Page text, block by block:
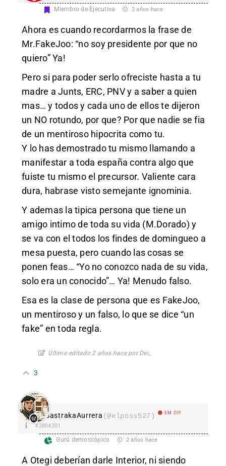
Miembro de Ejecutiva 2 años hace
Ahora es cuando recordarmos la frase de
Mr.FakeJoo: “no soy presidente por que no
quiero” Ya!
Pero si para poder serlo ofreciste hasta a tu
madre a Junts, ERC, PNV y a saber a quien
mas… y todos y cada uno de ellos te dijeron
un NO rotundo, por que? Por que nadie se fia
de un mentiroso hipocrita como tu.
Y lo has demostrado tu mismo llamando a
manifestar a toda españa contra algo que
fuiste tu mismo el precursor. Valiente cara
dura, habrase visto semejante ignominia.
Y ademas la tipica persona que tiene un
amigo intimo de toda su vida (M.Dorado) y
se va con el todos los findes de domingueo a
mesa puesta, pero cuando las cosas se
ponen feas… “Yo no conozco nada de su vida,
solo era un conocido”… Ya! Menudo falso.
Esa es la clase de persona que es FakeJoo,
un mentiroso y un falso, lo que se dice “un
fake” en toda regla.
Último editado 2 años hace por Dei_
3
SastrakaAurrera (@elposs527) EM Off
#2804301
Gurú demoscópico 2 años hace
A Otegi deberían darle Interior, ni siendo